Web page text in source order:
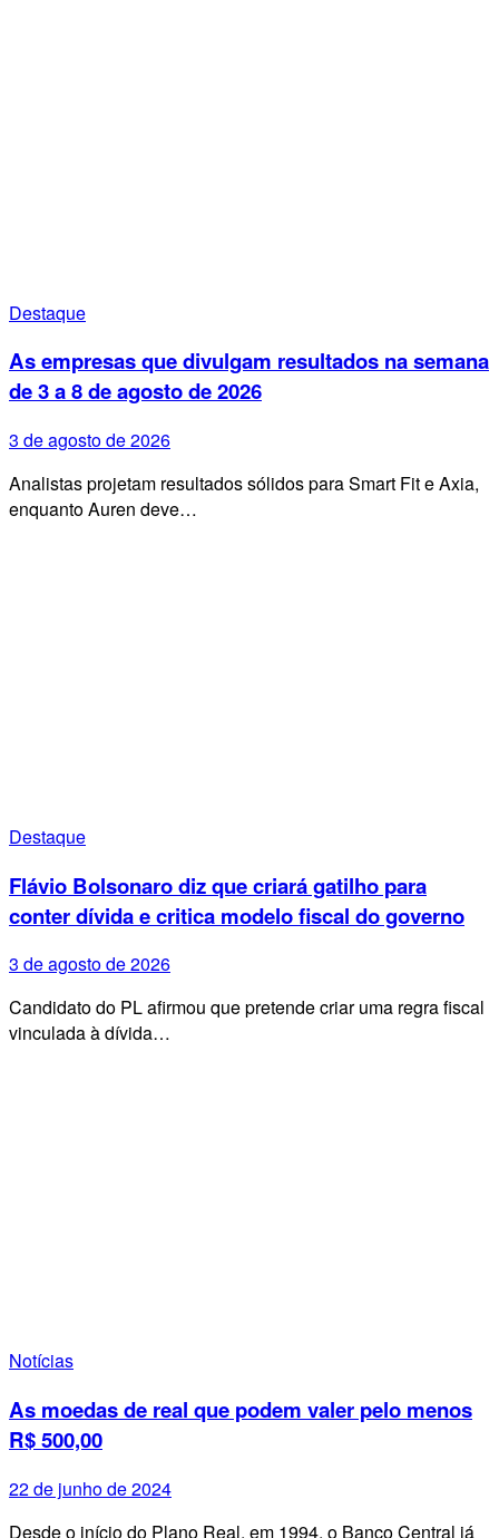
Destaque
As empresas que divulgam resultados na semana
de 3 a 8 de agosto de 2026
3 de agosto de 2026
Analistas projetam resultados sólidos para Smart Fit e Axia,
enquanto Auren deve…
Destaque
Flávio Bolsonaro diz que criará gatilho para
conter dívida e critica modelo fiscal do governo
3 de agosto de 2026
Candidato do PL afirmou que pretende criar uma regra fiscal
vinculada à dívida…
Notícias
As moedas de real que podem valer pelo menos
R$ 500,00
22 de junho de 2024
Desde o início do Plano Real, em 1994, o Banco Central já